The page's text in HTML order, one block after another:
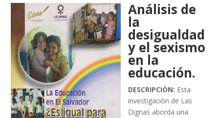
Análisis de
la
desigualdad
y el sexismo
en la
educación.
DESCRIPCIÓN: Esta
investigación de Las
Dignas aborda una